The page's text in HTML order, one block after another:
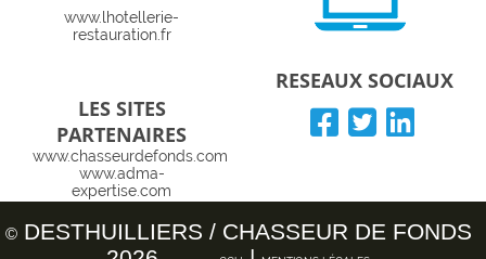
www.lhotellerie-
restauration.fr
LES SITES
PARTENAIRES
www.chasseurdefonds.com
www.adma-
expertise.com
www.logishotels.com
www.reactise.com
RESEAUX SOCIAUX
©DESTHUILLIERS / CHASSEUR DE FONDS